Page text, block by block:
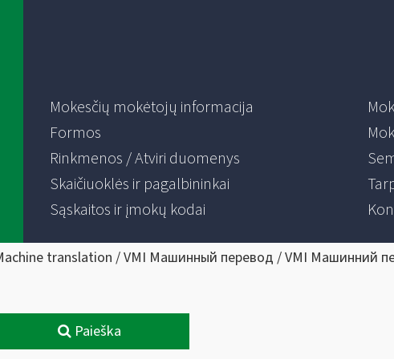
Mokesčių mokėtojų informacija
Formos
Rinkmenos / Atviri duomenys
Skaičiuoklės ir pagalbininkai
Sąskaitos ir įmokų kodai
translation / VMI Машинный перевод / VMI Машинний
Paieška